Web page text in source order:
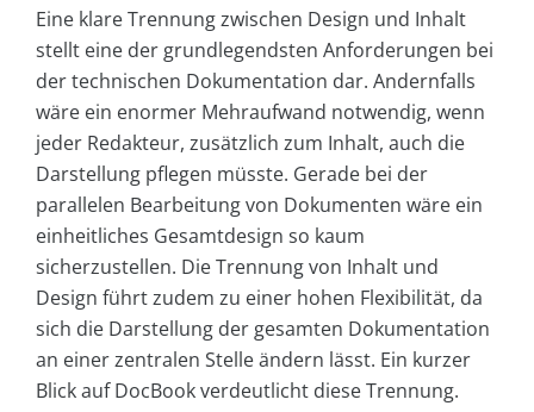
Eine klare Trennung zwischen Design und Inhalt
stellt eine der grundlegendsten Anforderungen bei
der technischen Dokumentation dar. Andernfalls
wäre ein enormer Mehraufwand notwendig, wenn
jeder Redakteur, zusätzlich zum Inhalt, auch die
Darstellung pflegen müsste. Gerade bei der
parallelen Bearbeitung von Dokumenten wäre ein
einheitliches Gesamtdesign so kaum
sicherzustellen. Die Trennung von Inhalt und
Design führt zudem zu einer hohen Flexibilität, da
sich die Darstellung der gesamten Dokumentation
an einer zentralen Stelle ändern lässt. Ein kurzer
Blick auf DocBook verdeutlicht diese Trennung.